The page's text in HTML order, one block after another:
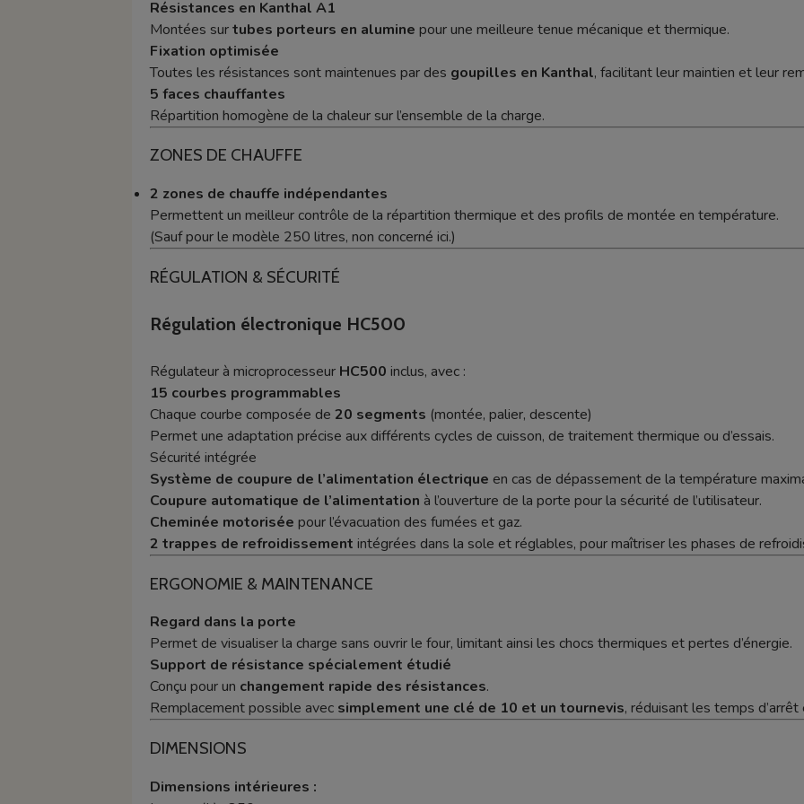
Résistances en Kanthal A1
Montées surtubes porteurs en alumine pour une meilleure tenue mécanique et thermique.
Fixation optimisée
Toutes les résistances sont maintenues par des goupilles en Kanthal, facilitant leur maintien et leur
5 faces chauffantes
Répartition homogène de la chaleur sur l’ensemble de la charge.
ZONES DE CHAUFFE
2 zones de chauffe indépendantes
Permettent un meilleur contrôle de la répartition thermique et des profils de montée en température.
(Sauf pour le modèle 250 litres, non concerné ici.)
RÉGULATION & SÉCURITÉ
Régulation électronique HC500
Régulateur à microprocesseur HC500 inclus, avec :
15 courbes programmables
Chaque courbe composée de 20 segments (montée, palier, descente)
Permet une adaptation précise aux différents cycles de cuisson, de traitement thermique ou d’essais.
Sécurité intégrée
Système de coupure de l’alimentation électrique en cas de dépassement de la température
Coupure automatique de l’alimentation à l’ouverture de la porte pour la sécurité de l’utilisateur.
Cheminée motorisée pour l’évacuation des fumées et gaz.
2 trappes de refroidissement intégrées dans la sole et réglables, pour maîtriser les phases de
ERGONOMIE & MAINTENANCE
Regard dans la porte
Permet de visualiser la charge sans ouvrir le four, limitant ainsi les chocs thermiques et pertes d’énergie.
Support de résistance spécialement étudié
Conçu pour un changement rapide des résistances.
Remplacement possible avec simplement une clé de 10 et un tournevis, réduisant les temps
DIMENSIONS
Dimensions intérieures :